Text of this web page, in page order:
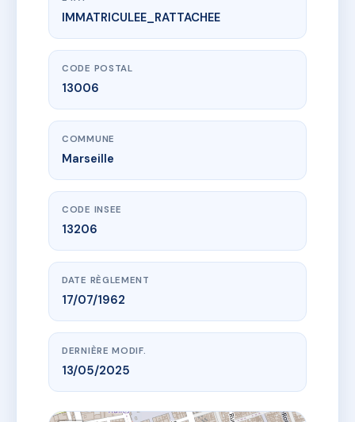
www.vme.plus/AC6463236
115/117 rue SYLVABELLE
115 Rue sylvabelle pr vernejoul
IMMATRICULEE_RATTACHEE
CODE POSTAL
13006
COMMUNE
Marseille
CODE INSEE
13206
DATE RÈGLEMENT
17/07/1962
DERNIÈRE MODIF.
13/05/2025